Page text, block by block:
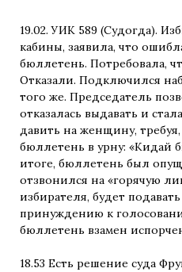
19.02. УИК 589 (Судогда).
кабины, заявила, что
бюллетень. Потребовала,
Отказали. Подключился
того же. Председатель
отказалась выдавать и
давить на женщину,
бюллетень в урну: «Кидай
итоге, бюллетень был
отзвонился на «горячую
избирателя, будет
принуждению к
бюллетень взамен
18.53 Есть решение суда